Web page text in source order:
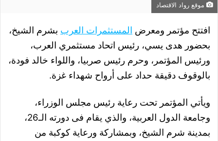
موقع رواد الاقتصاد
افتتح مؤتمر ومعرض المستثمرات العرب بشرم الشيخ،
بحضور هدى يسي، رئيس اتحاد مستثمري العرب،
ورئيس المؤتمر، وحرم رئيس صربيا، واللواء خالد فودة،
بالوقوف دقيقة حداد على أرواح شهداء غزة.
ويأتي المؤتمر تحت رعاية رئيس مجلس الوزراء،
وجامعة الدول العربية، والذي يقام
فى دورته الـ26،
بمدينة شرم الشيخ، وبمشاركة ورعاية كوكبة من